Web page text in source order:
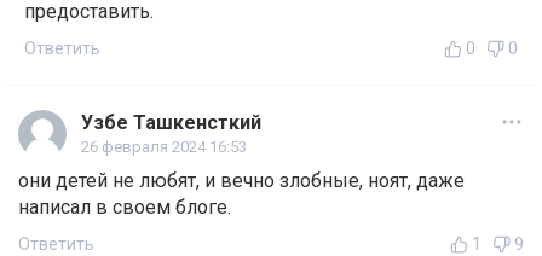
предоставить.
Ответить 0 0
Узбе Ташкенсткий
26 февраля 2024 16:53
они детей не любят, и вечно злобные, ноят, даже
написал в своем блоге.
Ответить 1 9